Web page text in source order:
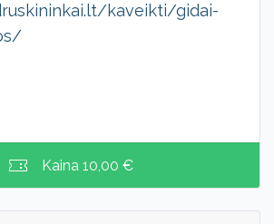
kaveikti/gidai-
Kaina 10,00 €